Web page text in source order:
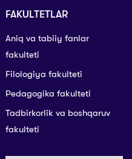
FAKULTETLAR
Aniq va tabiiy fanlar
fakulteti
Filologiya fakulteti
Pedagogika fakulteti
Tadbirkorlik va boshqaruv
fakulteti